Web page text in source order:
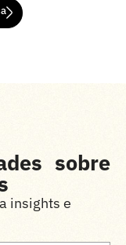
sobre
insights e